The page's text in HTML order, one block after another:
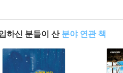
하신 분들이 산 분야 연관 책